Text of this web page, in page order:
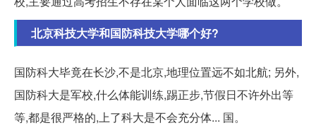
北京科技大学和国防科技大学哪个好?
国防科大毕竟在长沙,不是北京,地理位置远不如北航; 另外,
国防科大是军校,什么体能训练,踢正步,节假日不许外出等
等,都是很严格的,上了科大是不会充分体... 国。